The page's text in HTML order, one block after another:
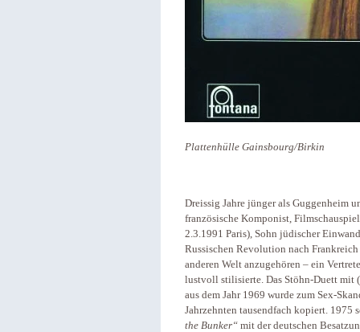
Plattenhülle Gainsbourg/Birkin
Dreissig Jahre jünger als Guggenheim
französische Komponist,
2.3.1991 Paris), Sohn jüdischer
Russischen Revolution nach
anderen Welt anzugehören – ein
lustvoll stilisierte. Das Stöhn-Duett mit
aus dem Jahr 1969 wurde zum Sex-
Jahrzehnten tausendfach kopiert. 1975
the Bunker“ mit der deutschen